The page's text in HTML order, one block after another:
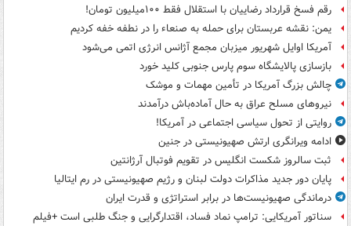
رقم فسخ قرارداد رضاییان با استقلال فقط ۱۰۰میلیون تومان!
یمن: نقشه عربستان برای حمله به صنعاء را در نطفه خفه کردیم
آمریکا اوایل شهریور میزبان مجمع آژانس انرژی اتمی می‌شود
بازسازی پالایشگاه سوم پارس جنوبی کلید خورد
چالش بزرگ آمریکا در تأمین مهمات و موشک
نیروهای مسلح عراق به حال آماده‌باش درآمدند
روایتی از تحول سیاسی اجتماعی در آمریکا!
ادامه ویرانگری ارتش صهیونیستی در جنین
ثبت سالروز شکست انگلیس در تقویم فوتبال آرژانتین
پایان دور جدید مذاکرات دولت لبنان و رژیم صهیونیستی در رم ایتالیا
درماندگی صهیونیست‌ها در برابر استراتژی و قدرت ایران
سناتور آمریکایی: ترامپ نماد فساد، اقتدارگرایی و جنگ طلبی است +فیلم